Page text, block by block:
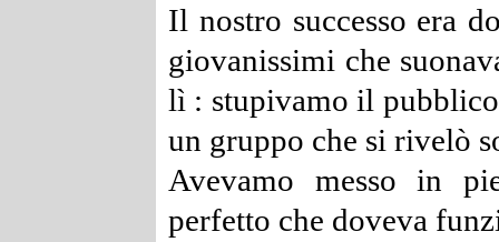
Il nostro successo era
giovanissimi che
lì : stupivamo il
un gruppo che si rivelò
Avevamo messo in
perfetto che doveva